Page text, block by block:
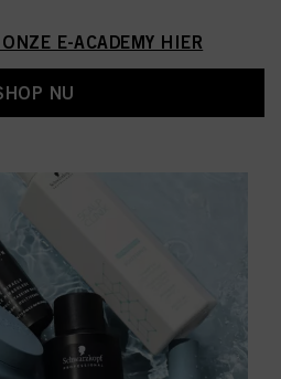
E-ACADEMY HIER
NU